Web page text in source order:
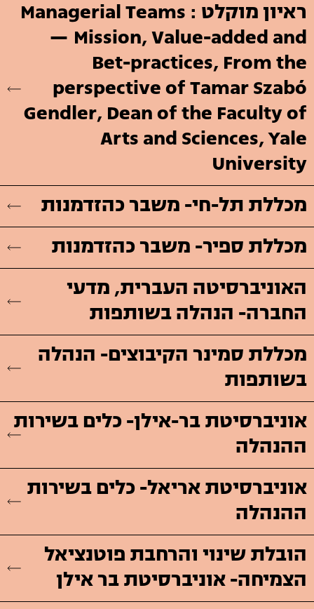
ראיון מוקלט : Managerial Teams
— Mission, Value-added and
Bet-practices, From the
perspective of Tamar Szabó
Gendler, Dean of the Faculty of
Arts and Sciences, Yale
University
מכללת תל-חי- משבר כהזדמנות
מכללת ספיר- משבר כהזדמנות
האוניברסיטה העברית, מדעי
החברה- הנהלה בשותפות
מכללת סמינר הקיבוצים- הנהלה
בשותפות
אוניברסיטת בר-אילן- כלים בשירות
ההנהלה
אוניברסיטת אריאל- כלים בשירות
ההנהלה
הובלת שינוי והרחבת פוטנציאל
הצמיחה- אוניברסיטת בר אילן